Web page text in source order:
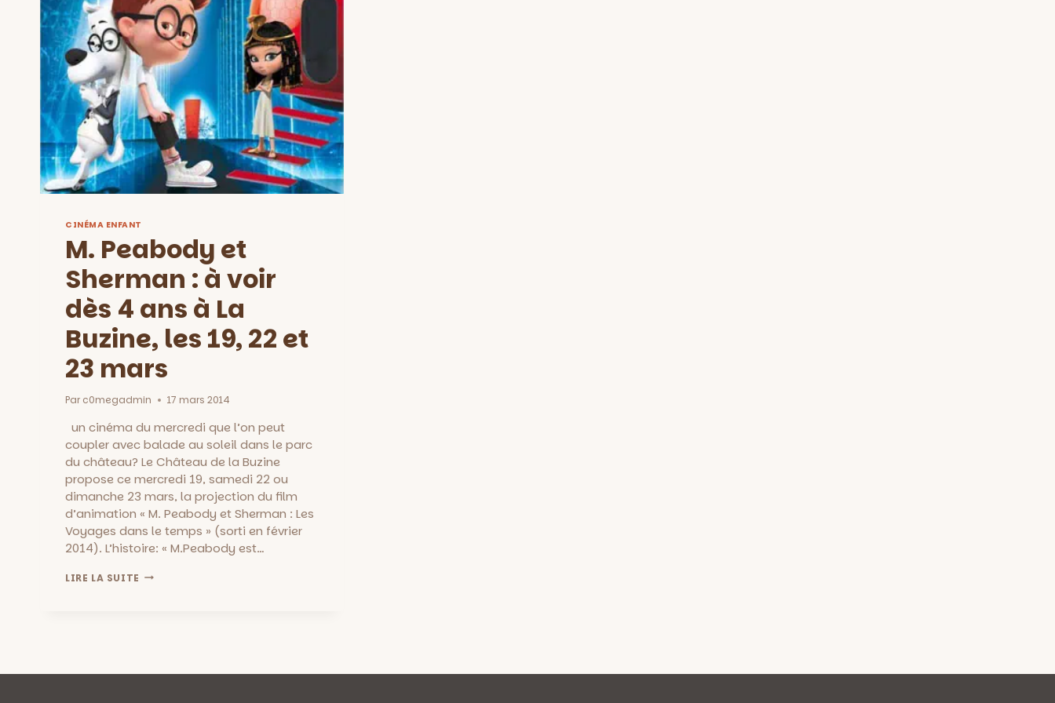
CINÉMA ENFANT
M. Peabody et
Sherman : à voir
dès 4 ans à La
Buzine, les 19, 22 et
23 mars
Par c0megadmin 17 mars 2014
un cinéma du mercredi que l’on peut
coupler avec balade au soleil dans le parc
du château? Le Château de la Buzine
propose ce mercredi 19, samedi 22 ou
dimanche 23 mars, la projection du film
d’animation « M. Peabody et Sherman : Les
Voyages dans le temps » (sorti en février
2014). L’histoire: « M.Peabody est…
LIRE LA SUITE M.
DÈS